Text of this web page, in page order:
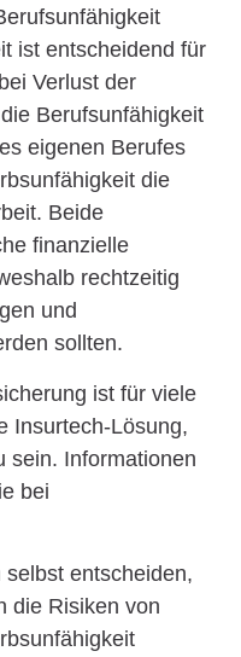
ist entscheidend für
Verlust der
Berufsunfähigkeit
eigenen Berufes
die
Beide
finanzielle
rechtzeitig
und
sollten.
ist für viele
Insurtech-Lösung,
sein. Informationen
bei
entscheiden,
die Risiken von